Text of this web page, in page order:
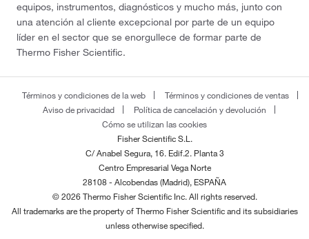
equipos, instrumentos, diagnósticos y mucho más, junto con
una atención al cliente excepcional por parte de un equipo
líder en el sector que se enorgullece de formar parte de
Thermo Fisher Scientific.
Términos y condiciones de la web
Términos y condiciones de ventas
Aviso de privacidad
Política de cancelación y devolución
Cómo se utilizan las cookies
Fisher Scientific S.L.
C/ Anabel Segura, 16. Edif.2. Planta 3
Centro Empresarial Vega Norte
28108 - Alcobendas (Madrid), ESPAÑA
© 2026 Thermo Fisher Scientific Inc. All rights reserved.
All trademarks are the property of Thermo Fisher Scientific and its subsidiaries
unless otherwise specified.